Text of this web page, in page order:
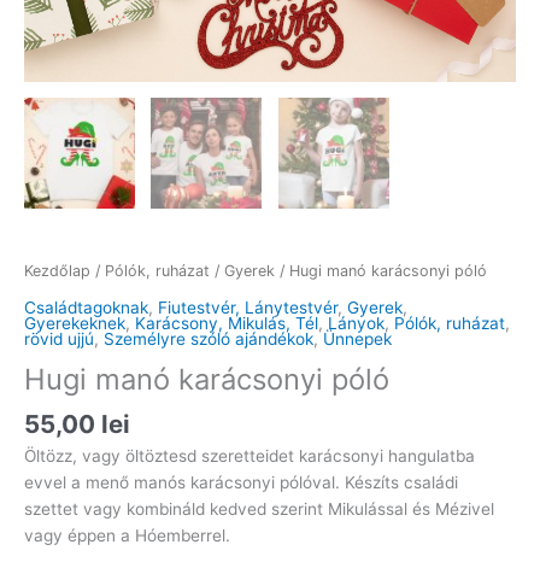
Kezdőlap / Pólók, ruházat / Gyerek / Hugi manó karácsonyi póló
Családtagoknak, Fiutestvér, Lánytestvér, Gyerek,
Gyerekeknek, Karácsony, Mikulás, Tél, Lányok, Pólók, ruházat,
rövid ujjú, Személyre szóló ajándékok,Ünnepek
Hugi manó karácsonyi póló
55,00 lei
Öltözz, vagy öltöztesd szeretteidet karácsonyi hangulatba
evvel a menő manós karácsonyi pólóval. Készíts családi
szettet vagy kombináld kedved szerint Mikulással és Mézivel
vagy éppen a Hóemberrel.